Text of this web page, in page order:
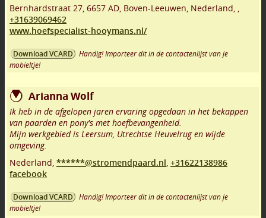
Bernhardstraat 27, 6657 AD, Boven-Leeuwen, Nederland, ,
+31639069462
www.hoefspecialist-hooymans.nl/
Download VCARD
Handig! Importeer dit in de contactenlijst van je
mobieltje!
Arianna Wolf
Ik heb in de afgelopen jaren ervaring opgedaan in het bekappen
van paarden en pony's met hoefbevangenheid.
Mijn werkgebied is Leersum, Utrechtse Heuvelrug en wijde
omgeving.
Nederland, ******@stromendpaard.nl, +31622138986
facebook
Download VCARD
Handig! Importeer dit in de contactenlijst van je
mobieltje!